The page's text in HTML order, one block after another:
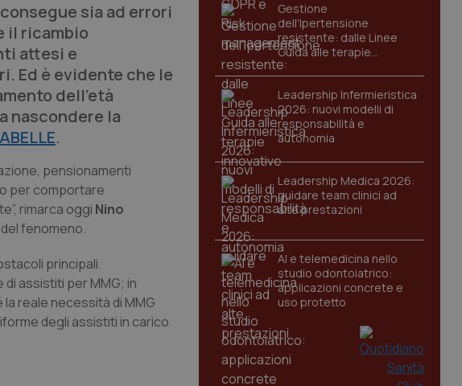
sia ad errori
il ricambio
attesi e
Ed è evidente che le
dell’età
nascondere la
.
pensionamenti
per comportare
rimarca oggi Nino
fenomeno.
principali.
assistiti per MMG; in
reale necessità di MMG
degli assistiti in carico
Gestione
dell'Ipertensione
resistente: dalle Linee
Guida alle terapie
innovative
Leadership Infermieristica
2026: nuovi modelli di
responsabilità e
autonomia
Leadership Medica 2026:
guidare team clinici ad
alte prestazioni
AI e telemedicina nello
studio odontoiatrico:
applicazioni concrete e
uso protetto